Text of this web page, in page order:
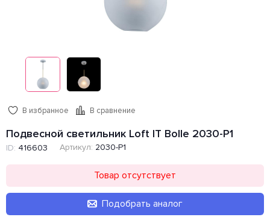
В избранное В сравнение
Подвесной светильник Loft IT Bolle 2030-P1
ID: 416603 Артикул: 2030-P1
Товар отсутствует
Подобрать аналог